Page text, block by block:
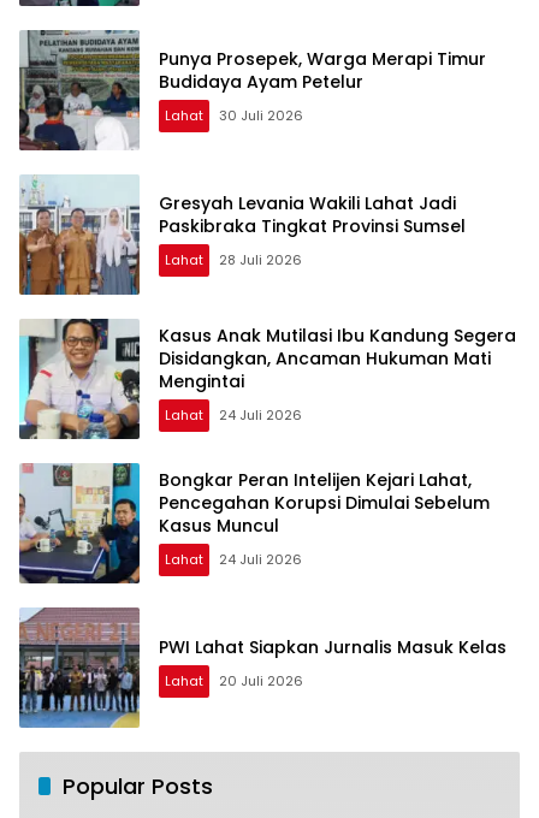
Punya Prosepek, Warga Merapi Timur
Budidaya Ayam Petelur
Lahat 30 Juli 2026
Gresyah Levania Wakili Lahat Jadi
Paskibraka Tingkat Provinsi Sumsel
Lahat 28 Juli 2026
Kasus Anak Mutilasi Ibu Kandung Segera
Disidangkan, Ancaman Hukuman Mati
Mengintai
Lahat 24 Juli 2026
Bongkar Peran Intelijen Kejari Lahat,
Pencegahan Korupsi Dimulai Sebelum
Kasus Muncul
Lahat 24 Juli 2026
PWI Lahat Siapkan Jurnalis Masuk Kelas
Lahat 20 Juli 2026
Popular Posts